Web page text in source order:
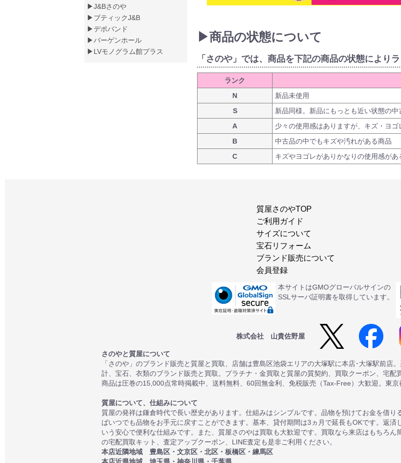
▶J&Bさのや
▶ブティックJ&B
▶デポバンド
▶バーゲンホール
▶LVモノグラム館プラス
▶商品の状態について
「さのや」では、商品を下記の商品の状態により
ランク
N
新品未使用
S
新品同様。新品にもっとも近い状態の中
A
少々の使用感はありますが、キズ・ヨ
B
中古品の中でもキズや汚れがある商品
C
キズやヨゴレがありかなりの使用感があ
質屋さのやTOP
ご利用ガイド
サイズについて
宝石リフォーム
ブランド販売について
会員登録
本サイトはGMOグローバルサインの
SSLサーバ証明書を取得しています。
株式会社 山貴佐野屋
さのやと質屋について
「さのや」のブランド販売と質屋と買取、店舗は豊島区池袋エリアの大塚駅に本店･大塚駅前店
計、宝石、衣類のブランド販売と買取。プラチナ・金買取と質屋の質契約、買取クーポン、宅
商品は圧巻の15,000点常時掲載中、送料無料、60回無金利、免税販売（Tax-Free）大歓迎。東京
質屋について、仕組みについて
質屋の発祥は鎌倉時代で長い歴史があります。仕組みはシンプルです。品物を預けてお金を借り
ばいつでも品物をお手元に戻すことができます。基本、貸付期間は3ヵ月で延長もOKです。返済
いう安心で便利な仕組みです。また、質屋さのやは買取も大歓迎です。買取なら来店はもちろ
の宅配買取キット、査定アップクーポン、LINE査定も是非ご利用ください。
本店近隣地域 豊島区・文京区・北区・板橋区・練馬区